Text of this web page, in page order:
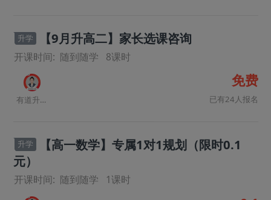
升学 【9月升高二】家长选课咨询
开课时间: 随到随学 8课时
有道升学规划师
免费
已有24人报名
升学
【高一数学】专属1对1规划（限时0.1
元）
开课时间: 随到随学 1课时